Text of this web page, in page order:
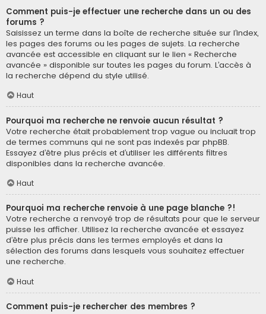
Comment puis-je effectuer une recherche dans un ou des
forums ?
Saisissez un terme dans la boîte de recherche située sur l’index,
les pages des forums ou les pages de sujets. La recherche
avancée est accessible en cliquant sur le lien « Recherche
avancée » disponible sur toutes les pages du forum. L’accès à
la recherche dépend du style utilisé.
Haut
Pourquoi ma recherche ne renvoie aucun résultat ?
Votre recherche était probablement trop vague ou incluait trop
de termes communs qui ne sont pas indexés par phpBB.
Essayez d’être plus précis et d’utiliser les différents filtres
disponibles dans la recherche avancée.
Haut
Pourquoi ma recherche renvoie à une page blanche ?!
Votre recherche a renvoyé trop de résultats pour que le serveur
puisse les afficher. Utilisez la recherche avancée et essayez
d’être plus précis dans les termes employés et dans la
sélection des forums dans lesquels vous souhaitez effectuer
une recherche.
Haut
Comment puis-je rechercher des membres ?